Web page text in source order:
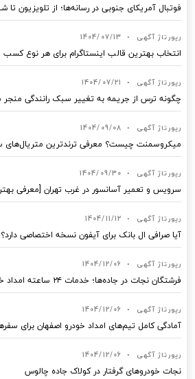
فوتبال آمریکای جنوبی در رسانه‌ها؛ از تلویزیون تا
رپورتاژ آگهی •
1404/07/13
انتخاب بهترین قالب‌ اینستاگرام برای هر نوع کسب‌
رپورتاژ آگهی •
1404/07/21
چگونه ترس از جریمه به تغییر سبک رانندگی
رپورتاژ آگهی •
1404/09/08
میکروسمنت چیست؟ معرفی ترندترین متریال‌های
رپورتاژ آگهی •
1404/09/30
سرویس و تعمیر آسانسور در غرب تهران [معرفی
رپورتاژ آگهی •
1404/11/12
آیا صرافی ال بانک برای آیفون نسخه اختصاصی دارد؟
رپورتاژ آگهی •
1404/12/06
فرشتگان نجات در جاده‌ها؛ خدمات ۲۴ ساعته امداد خودرو سمنان
رپورتاژ آگهی •
1404/12/06
آمادگی کامل تیم‌های امداد خودرو اصفهان برای
رپورتاژ آگهی •
1404/12/06
نجات خودروهای گرفتار در کولاک جاده چالوس